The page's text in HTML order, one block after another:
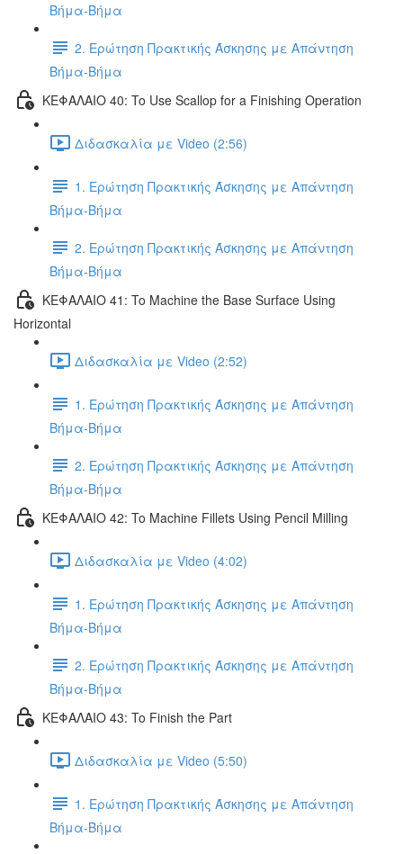
Βήμα-Βήμα
2. Ερώτηση Πρακτικής Άσκησης με Απάντηση
Βήμα-Βήμα
ΚΕΦΑΛΑΙΟ 40: To Use Scallop for a Finishing Operation
Διδασκαλία με Video (2:56)
1. Ερώτηση Πρακτικής Άσκησης με Απάντηση
Βήμα-Βήμα
2. Ερώτηση Πρακτικής Άσκησης με Απάντηση
Βήμα-Βήμα
ΚΕΦΑΛΑΙΟ 41: To Machine the Base Surface Using
Horizontal
Διδασκαλία με Video (2:52)
1. Ερώτηση Πρακτικής Άσκησης με Απάντηση
Βήμα-Βήμα
2. Ερώτηση Πρακτικής Άσκησης με Απάντηση
Βήμα-Βήμα
ΚΕΦΑΛΑΙΟ 42: To Machine Fillets Using Pencil Milling
Διδασκαλία με Video (4:02)
1. Ερώτηση Πρακτικής Άσκησης με Απάντηση
Βήμα-Βήμα
2. Ερώτηση Πρακτικής Άσκησης με Απάντηση
Βήμα-Βήμα
ΚΕΦΑΛΑΙΟ 43: To Finish the Part
Διδασκαλία με Video (5:50)
1. Ερώτηση Πρακτικής Άσκησης με Απάντηση
Βήμα-Βήμα